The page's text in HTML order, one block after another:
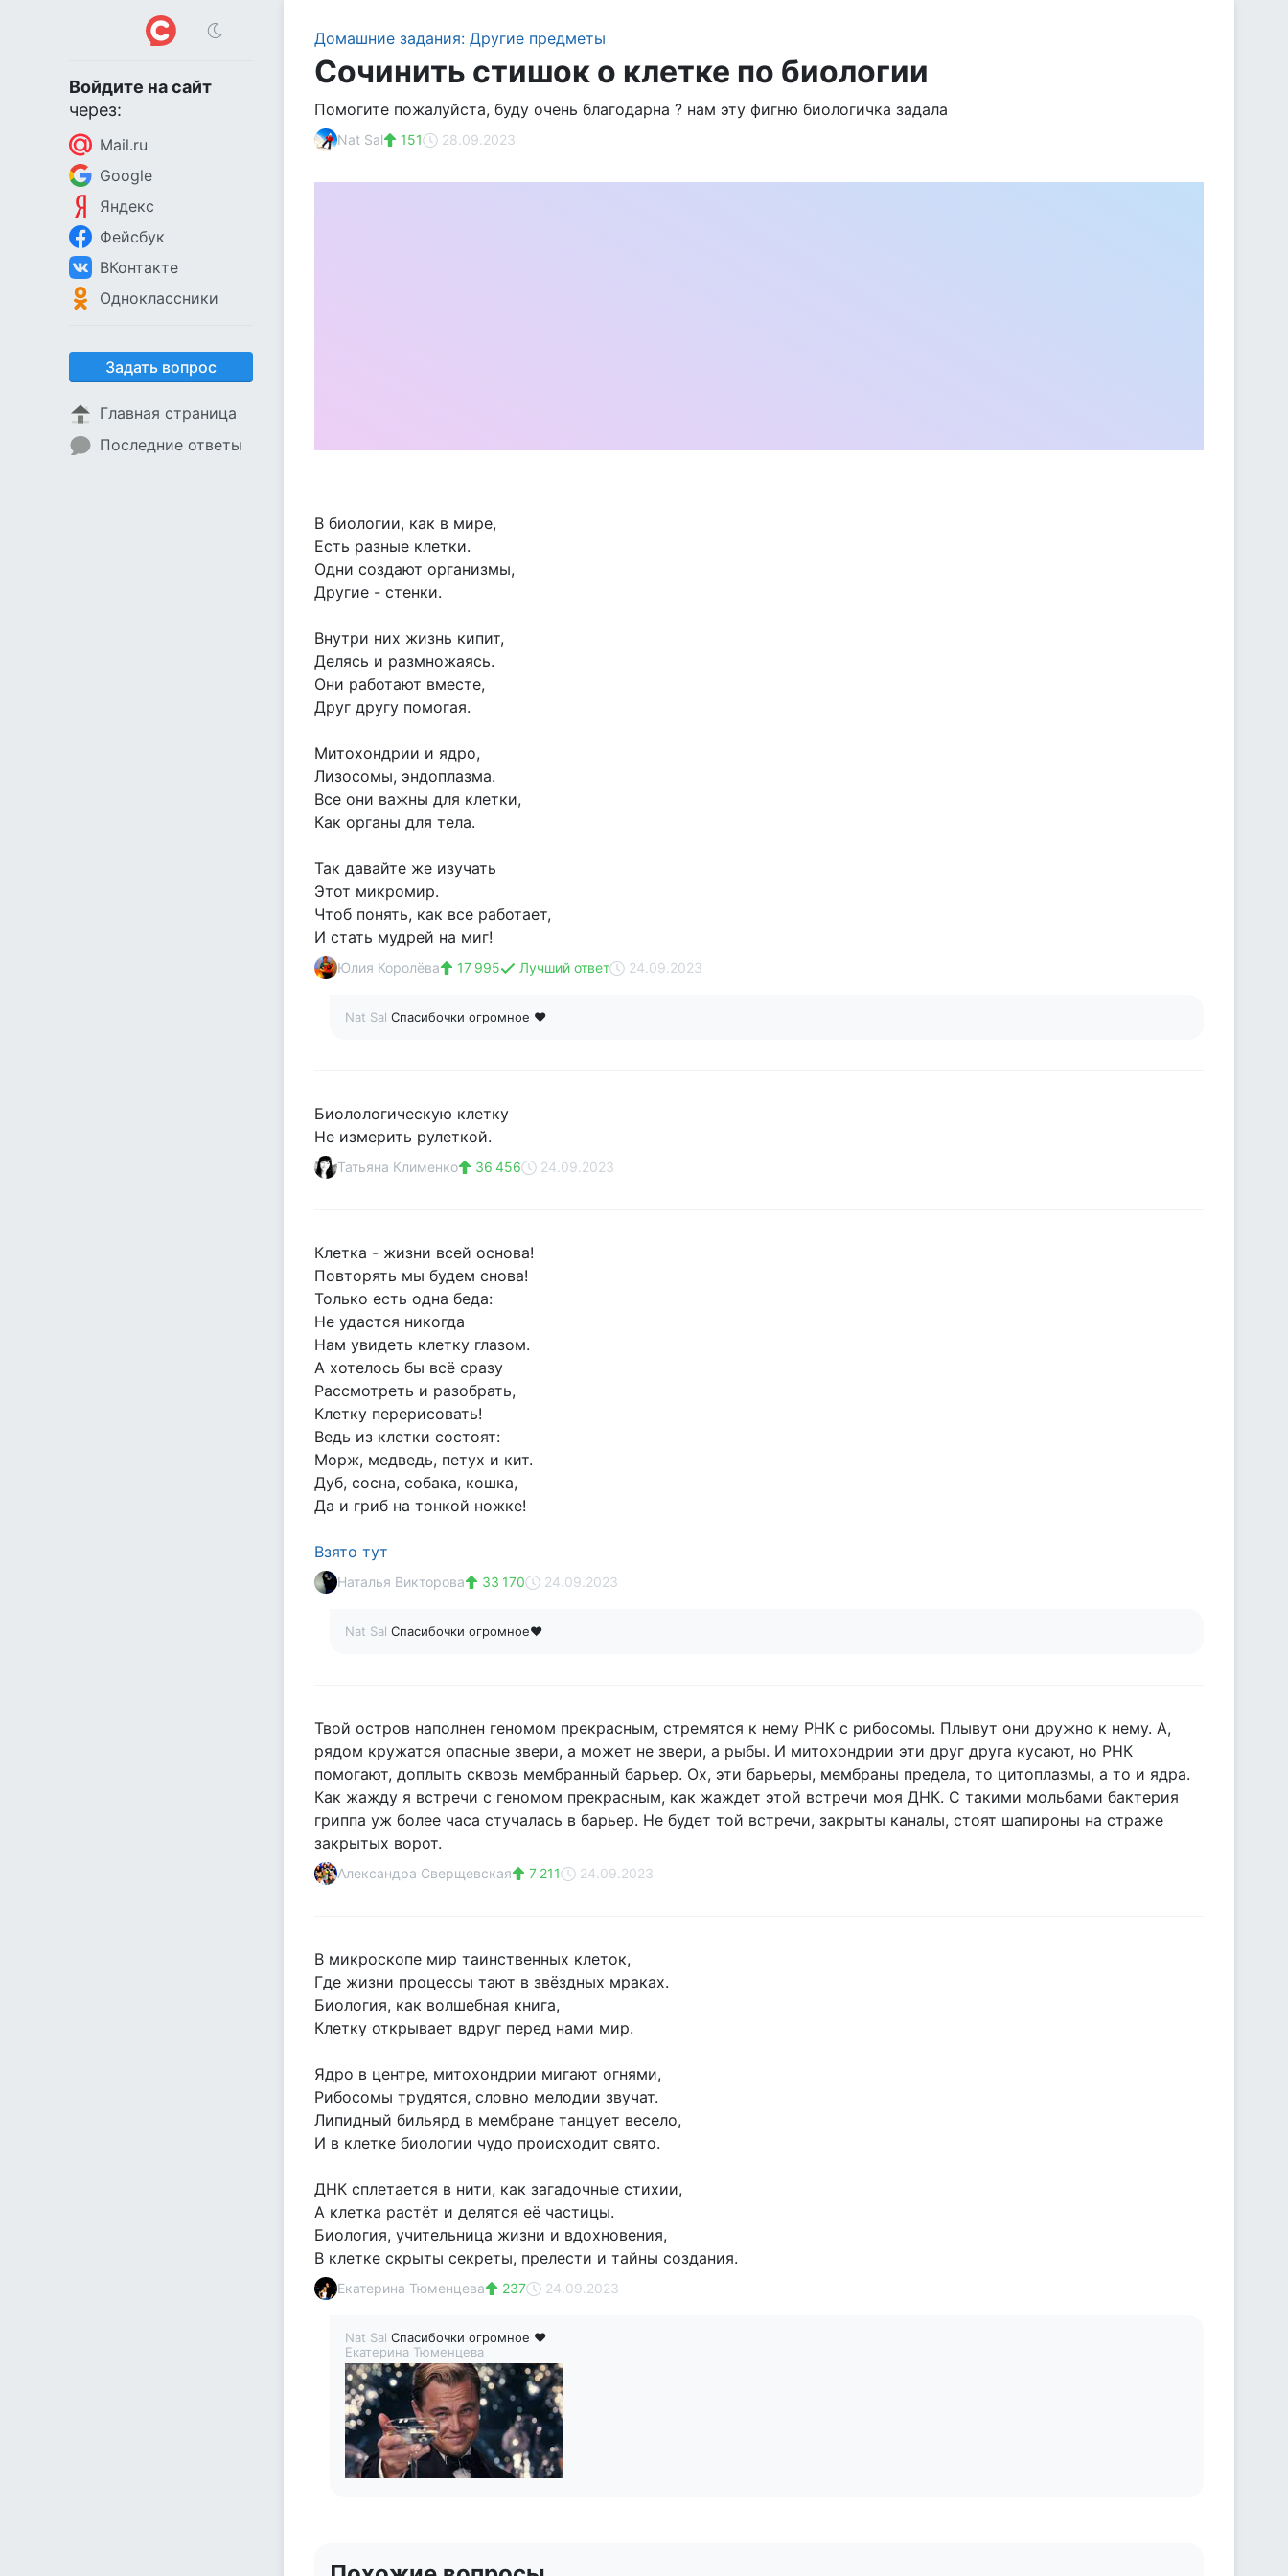
Войдите на сайт
через:
Mail.ru
Google
Яндекс
Фейсбук
ВКонтакте
Одноклассники
Задать вопрос
Главная страница
Последние ответы
Домашние задания: Другие предметы
Сочинить стишок о клетке по биологии
Помогите пожалуйста, буду очень благодарна ? нам эту фигню биологичка задала
Nat Sal 151 28.09.2023
В биологии, как в мире,
Есть разные клетки.
Одни создают организмы,
Другие - стенки.
Внутри них жизнь кипит,
Делясь и размножаясь.
Они работают вместе,
Друг другу помогая.
Митохондрии и ядро,
Лизосомы, эндоплазма.
Все они важны для клетки,
Как органы для тела.
Так давайте же изучать
Этот микромир.
Чтоб понять, как все работает,
И стать мудрей на миг!
Юлия Королёва 17 995 Лучший ответ 24.09.2023
Nat Sal Спасибочки огромное ❤
Биолологическую клетку
Не измерить рулеткой.
Татьяна Клименко 36 456 24.09.2023
Клетка - жизни всей основа!
Повторять мы будем снова!
Только есть одна беда:
Не удастся никогда
Нам увидеть клетку глазом.
А хотелось бы всё сразу
Рассмотреть и разобрать,
Клетку перерисовать!
Ведь из клетки состоят:
Морж, медведь, петух и кит.
Дуб, сосна, собака, кошка,
Да и гриб на тонкой ножке!
Взято тут
Наталья Викторова 33 170 24.09.2023
Nat Sal Спасибочки огромное❤
Твой остров наполнен геномом прекрасным, стремятся к нему РНК с рибосомы. Плывут они дружно к нему. А,
рядом кружатся опасные звери, а может не звери, а рыбы. И митохондрии эти друг друга кусают, но РНК
помогают, доплыть сквозь мембранный барьер. Ох, эти барьеры, мембраны предела, то цитоплазмы, а то и ядра.
Как жажду я встречи с геномом прекрасным, как жаждет этой встречи моя ДНК. С такими мольбами бактерия
гриппа уж более часа стучалась в барьер. Не будет той встречи, закрыты каналы, стоят шапироны на страже
закрытых ворот.
Александра Сверщевская 7 211 24.09.2023
В микроскопе мир таинственных клеток,
Где жизни процессы тают в звёздных мраках.
Биология, как волшебная книга,
Клетку открывает вдруг перед нами мир.
Ядро в центре, митохондрии мигают огнями,
Рибосомы трудятся, словно мелодии звучат.
Липидный бильярд в мембране танцует весело,
И в клетке биологии чудо происходит свято.
ДНК сплетается в нити, как загадочные стихии,
А клетка растёт и делятся её частицы.
Биология, учительница жизни и вдохновения,
В клетке скрыты секреты, прелести и тайны создания.
Екатерина Тюменцева 237 24.09.2023
Nat Sal Спасибочки огромное ❤
Екатерина Тюменцева